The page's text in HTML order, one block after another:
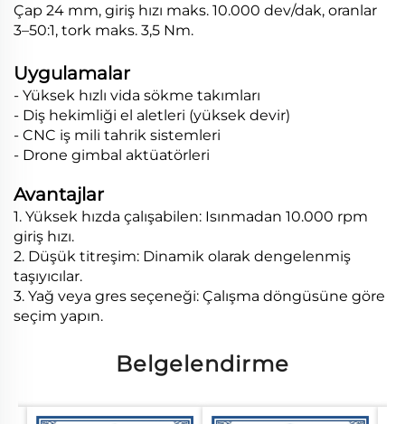
Çap 24 mm, giriş hızı maks. 10.000 dev/dak, oranlar
3–50:1, tork maks. 3,5 Nm.
Uygulamalar
- Yüksek hızlı vida sökme takımları
- Diş hekimliği el aletleri (yüksek devir)
- CNC iş mili tahrik sistemleri
- Drone gimbal aktüatörleri
Avantajlar
1. Yüksek hızda çalışabilen: Isınmadan 10.000 rpm
giriş hızı.
2. Düşük titreşim: Dinamik olarak dengelenmiş
taşıyıcılar.
3. Yağ veya gres seçeneği: Çalışma döngüsüne göre
seçim yapın.
Belgelendirme